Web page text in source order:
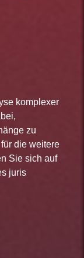
komplexer
zu
die weitere
Sie sich auf
juris